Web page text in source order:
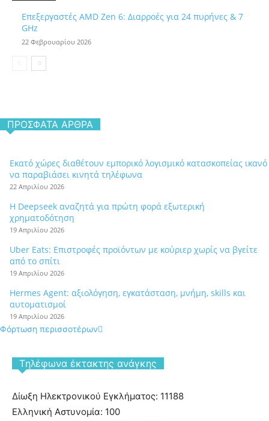
Επεξεργαστές AMD Zen 6: Διαρροές για 24 πυρήνες & 7
GHz
22 Φεβρουαρίου 2026
ΠΡΌΣΦΑΤΑ ΆΡΘΡΑ
Εκατό χώρες διαθέτουν εμπορικό λογισμικό κατασκοπείας ικανό
να παραβιάσει κινητά τηλέφωνα
22 Απριλίου 2026
Η Deepseek αναζητά για πρώτη φορά εξωτερική
χρηματοδότηση
19 Απριλίου 2026
Uber Eats: Επιστροφές προϊόντων με κούριερ χωρίς να βγείτε
από το σπίτι
19 Απριλίου 2026
Hermes Agent: αξιολόγηση, εγκατάσταση, μνήμη, skills και
αυτοματισμοί
19 Απριλίου 2026
Φόρτωση περισσοτέρων
Tηλέφωνα έκτακτης ανάγκης
Δίωξη Ηλεκτρονικού Εγκλήματος: 11188
Ελληνική Αστυνομία: 100